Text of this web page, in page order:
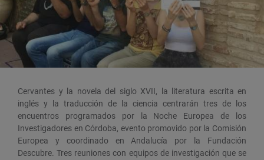
Cervantes y la novela del siglo XVII, la literatura escrita en
inglés y la traducción de la ciencia centrarán tres de los
encuentros programados por la Noche Europea de los
Investigadores en Córdoba, evento promovido por la Comisión
Europea y coordinado en Andalucía por la Fundación
Descubre. Tres reuniones con equipos de investigación que se